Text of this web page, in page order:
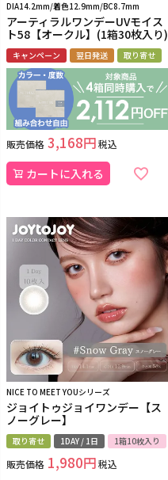
DIA14.2mm/着色12.9mm/BC8.7mm
アーティラルワンデーUVモイス
ト58【オークル】(1箱30枚入り)
キャンペーン 翌日発送 取り寄せ
販売価格 3,168 税込
カートに入れる
NICE TO MEET YOUシリーズ
ジョイトゥジョイワンデー【ス
ノーグレー】
取り寄せ 1DAY / 1日 1箱10枚入り
販売価格 1,980 税込